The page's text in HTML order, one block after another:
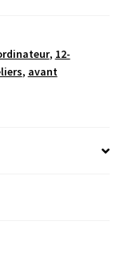
, 12-
, avant